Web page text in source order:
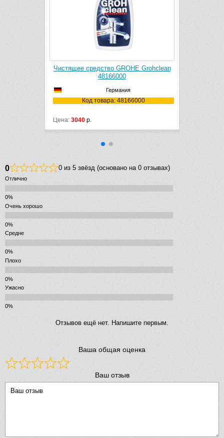
Чистящее средство GROHE Grohclean
48166000
Германия
Код товара: 48166000
Цена: 3040 р.
0 0 из 5 звёзд (основано на 0 отзывах)
Отлично
Очень хорошо
Средне
Плохо
Ужасно
Отзывов ещё нет. Напишите первым.
Ваша общая оценка
Ваш отзыв